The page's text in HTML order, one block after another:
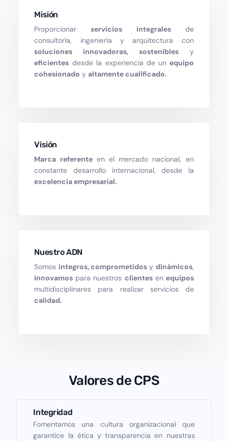
Misión
Proporcionarservicios integralesde
consultoría, ingeniería y arquitectura con
soluciones innovadoras, sosteniblesy
eficientes desde la experiencia de un equipo
cohesionado yaltamente cualificado.
Visión
Marca referenteen el mercado nacional, en
constante desarrollo internacional, desde la
excelencia empresarial.
Nuestro ADN
Somos íntegros, comprometidos y dinámicos,
innovamos para nuestros clientesen equipos
multidisciplinares para realizar servicios de
calidad.
Valores de CPS
Integridad
Fomentamos una cultura organizacional que
garantice la ética y transparencia en nuestras